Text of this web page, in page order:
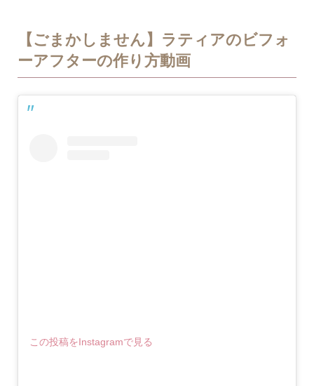
【ごまかしません】ラティアのビフォ
ーアフターの作り方動画
この投稿をInstagramで見る